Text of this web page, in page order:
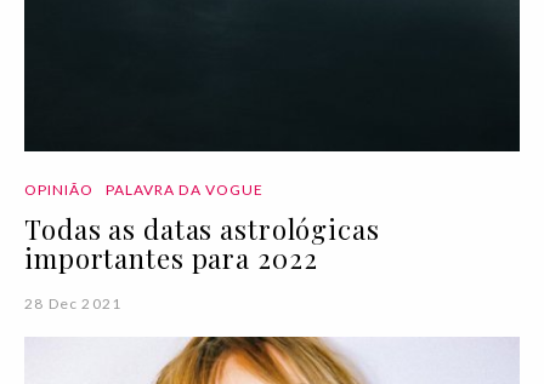
OPINIÃO PALAVRA DA VOGUE
Todas as datas astrológicas
importantes para 2022
28 Dec 2021